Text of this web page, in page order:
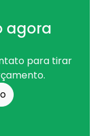
agora
para tirar